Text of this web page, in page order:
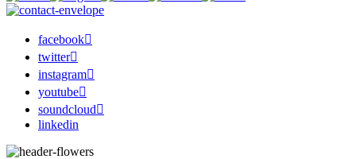
facebook
twitter
instagram
youtube
soundcloud
linkedin